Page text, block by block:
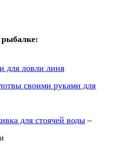
рыбалке:
для ловли линя
своими руками для
для стоячей воды –